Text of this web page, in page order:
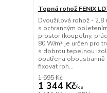
Topná rohož FENIX
Dvoužilová rohož - 2,8
s ochranným
prostor (koupelny,
80 W/m² je určen pro
s dobrou tepelnou
opatřena
fixovat roh...
1 595 Kč
1 344 Kč/ks